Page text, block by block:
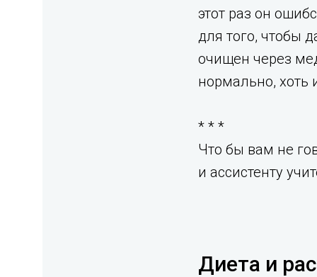
этот раз он
для того, чтобы
очищен через
нормально, хоть
* * *
Что бы вам не
и ассистенту
Диета и